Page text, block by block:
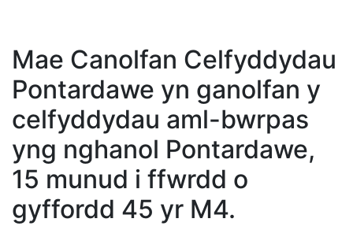
Mae Canolfan Celfyddydau
Pontardawe yn ganolfan y
celfyddydau aml-bwrpas
yng nghanol Pontardawe,
15 munud i ffwrdd o
gyffordd 45 yr M4.